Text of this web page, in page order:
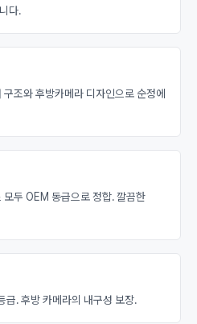
다.
조와 후방카메라 디자인으로 순정에
모두 OEM 동급으로 정합. 깔끔한
급. 후방 카메라의 내구성 보장.